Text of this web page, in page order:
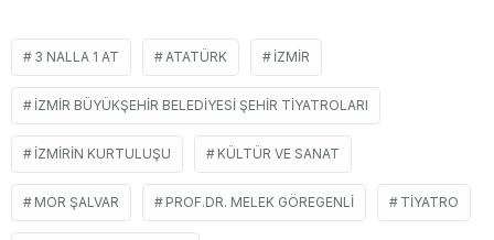
3 NALLA 1 AT ATATÜRK İZMIR
İZMIR BÜYÜKŞEHIR BELEDIYESI ŞEHIR TIYATROLARI
IZMIRIN KURTULUŞU KÜLTÜR VE SANAT
MOR ŞALVAR PROF.DR. MELEK GÖREGENLI TIYATRO